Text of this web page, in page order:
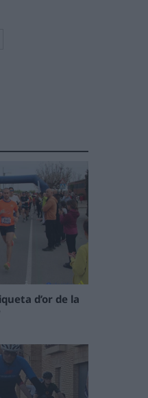
d’or de la